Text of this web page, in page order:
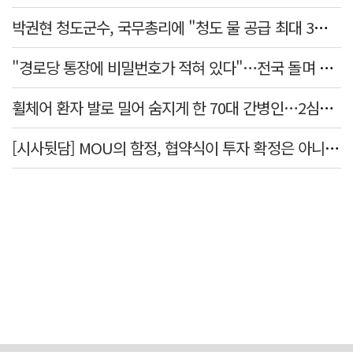
박권현 청도군수, 국무총리에 "청도 물 공급 최대 3만t 늘려달라"
"경로당 통장에 비밀번호가 적혀 있다"…전국 돌며 경로당 13곳 턴 30대 구속
휠체어 환자 발로 밀어 숨지게 한 70대 간병인…2심도 집행유예
[시사뒷담] MOU의 함정, 협약식이 투자 확정은 아니긴 해